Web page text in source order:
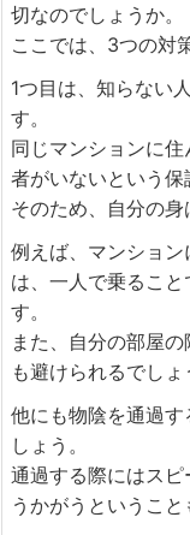
切なのでしょうか。
ここでは、3つの対
1つ目は、知らない
す。
同じマンションに
者がいないという保
そのため、自分の身
例えば、マンショ
は、一人で乗るこ
す。
また、自分の部屋
も避けられるでしょ
他にも物陰を通過
しょう。
通過する際にはス
うかがうということ